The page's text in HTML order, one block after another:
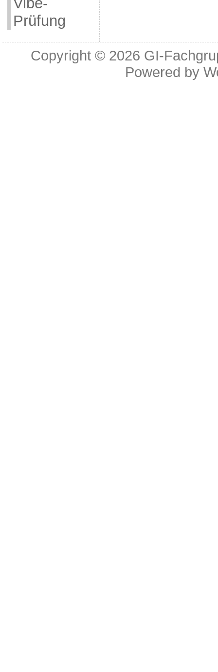
Prüfung
Copyright © 2026 GI-
Powered by